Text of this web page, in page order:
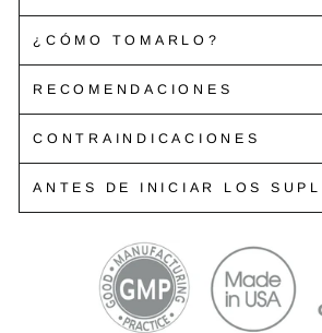
¿CÓMO TOMARLO?
RECOMENDACIONES
CONTRAINDICACIONES
ANTES DE INICIAR LOS